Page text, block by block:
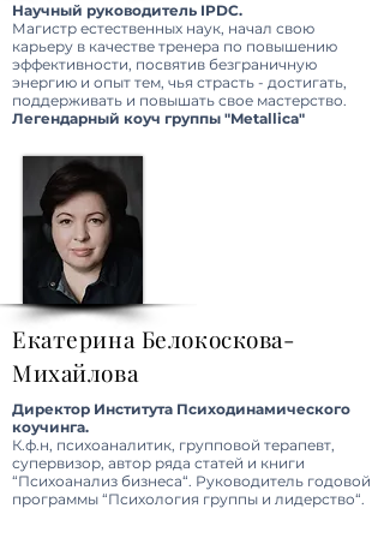
Научный руководитель IPDC.
Магистр естественных наук, начал свою
карьеру в качестве тренера по повышению
эффективности, посвятив безграничную
энергию и опыт тем, чья страсть - достигать,
поддерживать и повышать свое мастерство.
Легендарный коуч группы "Metallica"
Екатерина Белокоскова-
Михайлова
Директор Института Психодинамического
коучинга.
К.ф.н, психоаналитик, групповой терапевт,
супервизор, автор ряда статей и книги
“Психоанализ бизнеса“. Руководитель годовой
программы “Психология группы и лидерство“.